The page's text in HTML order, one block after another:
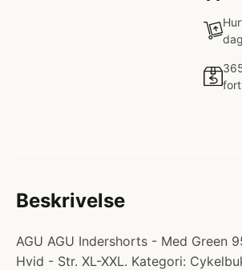
Beskrivelse
AGU AGU Indershorts - Med Green
Hvid - Str. XL-XXL. Kategori: